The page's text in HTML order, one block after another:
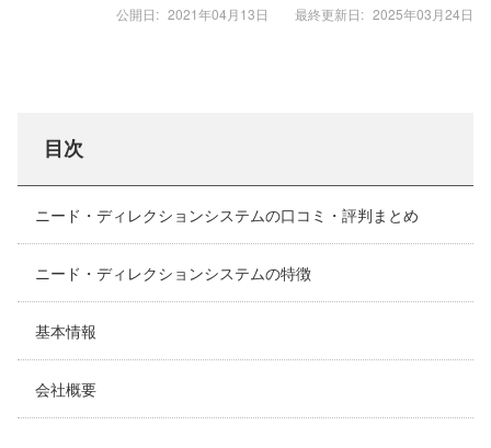
公開日: 2021年04月13日 最終更新日: 2025年03月24日
目次
ニード・ディレクションシステムの口コミ・評判まとめ
ニード・ディレクションシステムの特徴
基本情報
会社概要